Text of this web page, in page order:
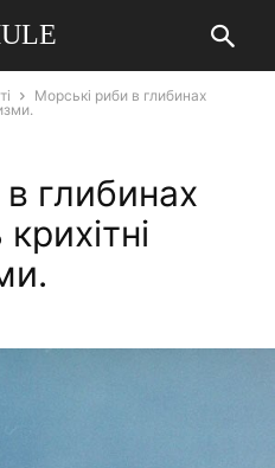
Морські риби в глибинах
глибинах